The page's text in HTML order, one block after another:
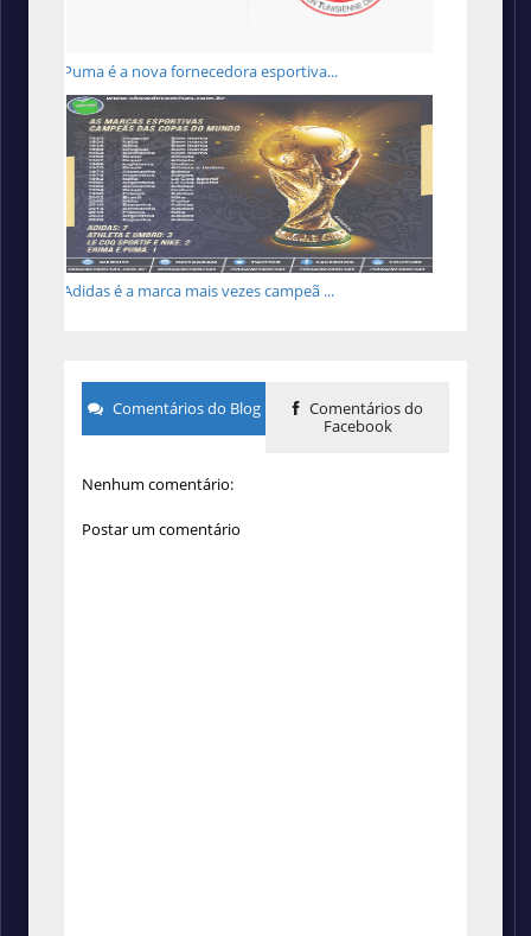
Puma é a nova fornecedora esportiva...
Adidas é a marca mais vezes campeã ...
Comentários do Blog
Comentários do
Facebook
Nenhum comentário:
Postar um comentário